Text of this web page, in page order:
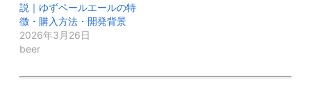
説｜ゆずペールエールの特
徴・購入方法・開発背景
2026年3月26日
beer